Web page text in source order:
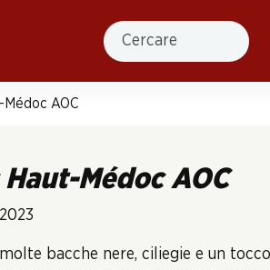
Cercare
AOC
Médoc AOC
bacche nere, ciliegie e un